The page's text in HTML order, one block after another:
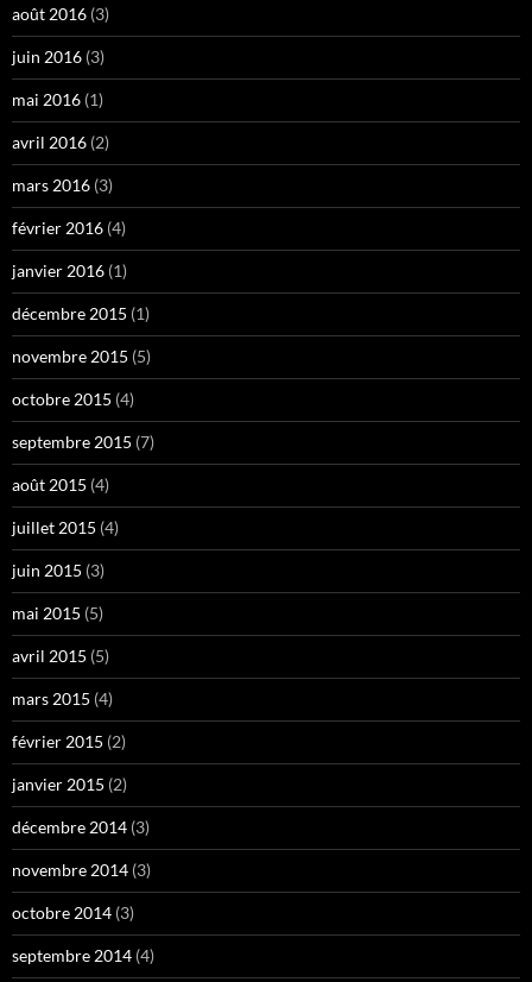
août 2016 (3)
juin 2016 (3)
mai 2016 (1)
avril 2016 (2)
mars 2016 (3)
février 2016 (4)
janvier 2016 (1)
décembre 2015 (1)
novembre 2015 (5)
octobre 2015 (4)
septembre 2015 (7)
août 2015 (4)
juillet 2015 (4)
juin 2015 (3)
mai 2015 (5)
avril 2015 (5)
mars 2015 (4)
février 2015 (2)
janvier 2015 (2)
décembre 2014 (3)
novembre 2014 (3)
octobre 2014 (3)
septembre 2014 (4)